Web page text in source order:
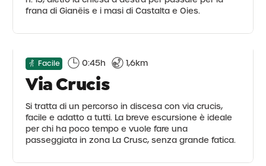
frana di Gianëis e i masi di Castalta e Oies.
Facile 0:45h 1,6km
Via Crucis
Si tratta di un percorso in discesa con via crucis,
facile e adatto a tutti. La breve escursione è ideale
per chi ha poco tempo e vuole fare una
passeggiata in zona La Crusc, senza grande fatica.